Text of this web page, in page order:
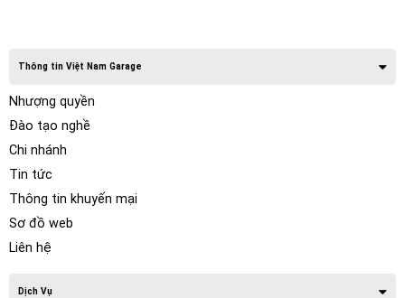
Thông tin Việt Nam Garage
Nhượng quyền
Đào tạo nghề
Chi nhánh
Tin tức
Thông tin khuyến mại
Sơ đồ web
Liên hệ
Dịch Vụ